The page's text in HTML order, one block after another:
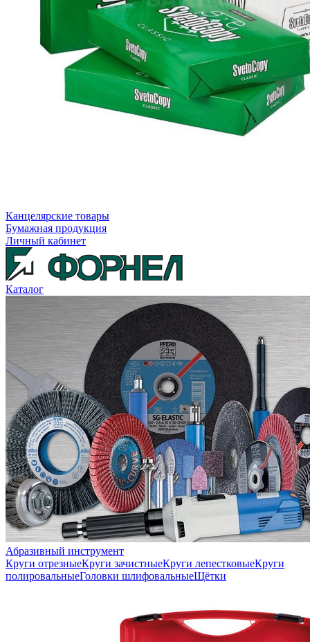
Канцелярские товары
Бумажная продукция
Личный кабинет
Каталог
Абразивный инструмент
Круги отрезныеКруги зачистныеКруги лепестковыеКруги
полировальныеГоловки шлифовальныеЩётки